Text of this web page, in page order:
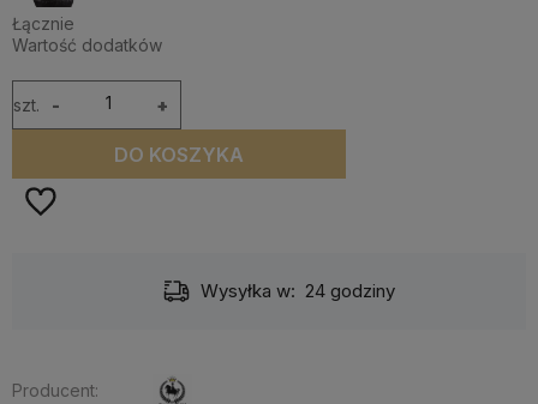
Łącznie
Wartość dodatków
szt. +
-
DO KOSZYKA
Wysyłka w: 24 godziny
Producent: